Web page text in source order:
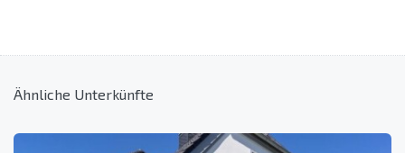
Ähnliche Unterkünfte